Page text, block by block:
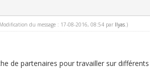
du message : 17-08-2016, 08:54 par Ilyas.)
de partenaires pour travailler sur